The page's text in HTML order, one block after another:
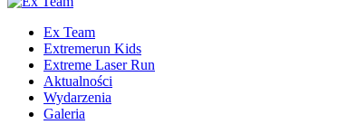
Ex Team
Extremerun Kids
Extreme Laser Run
Aktualności
Wydarzenia
Galeria